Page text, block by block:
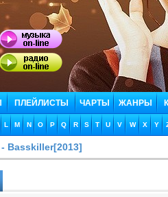
ПЛЕЙЛИСТЫ ЧАРТЫ ЖАНРЫ
L M N O P Q R S T U V W X Y
- Basskiller[2013]